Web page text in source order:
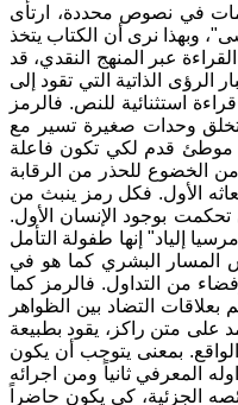
في نصوص محددة، ارتأى
وبهذا نرى أن الكتاب يتخذ
عبر المنهج النقدي، قد
الرؤى الذاتية التي تقود إلى
استثنائية للنص. فالرمز
وحدات صغيرة تسير مع
موطئ قدم لكي تكون فاعلة
من الخضوع للحذر من الرقابة
الأول. فكل رمز ينبث من
بوجود الإنسان الأول.
إلياد" إنها طفولة التأمل
المسار البشري كما هو في
من التداول. فالرمز كما
التضاد بين الظواهر
على متن راكز، يقود بطبيعة
بمعنى يتوجب أن يكون
المعرفي ثانياً ومن اجرائه
الجزئية، كي يكون حاضراً